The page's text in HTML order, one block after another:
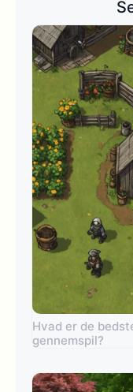
Hvad er de
gennemspil?